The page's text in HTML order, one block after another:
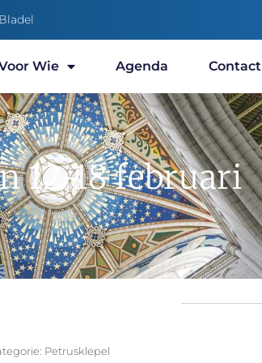
Wie Agenda Contact
12-18 februari
Petrusklepel